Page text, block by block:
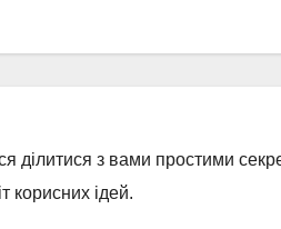
ділитися з вами простими
корисних ідей.